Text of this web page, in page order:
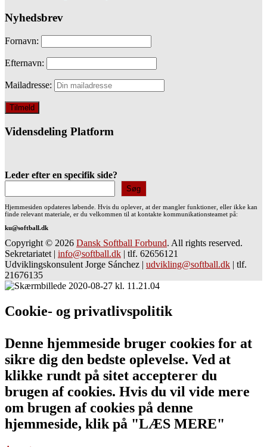
Nyhedsbrev
Fornavn:
Efternavn:
Mailadresse:
Vidensdeling Platform
Leder efter en specifik side?
Søg
Hjemmesiden opdateres løbende. Hvis du oplever, at der mangler funktioner, eller ikke kan
finde relevant materiale, er du velkommen til at kontakte kommunikationsteamet på:
ku@softball.dk
Copyright © 2026 Dansk Softball Forbund. All rights reserved.
Sekretariatet | info@softball.dk | tlf. 62656121
Udviklingskonsulent Jorge Sánchez | udvikling@softball.dk | tlf.
21676135
Cookie- og privatlivspolitik
Denne hjemmeside bruger cookies for at
sikre dig den bedste oplevelse. Ved at
klikke rundt på sitet accepterer du
brugen af cookies. Hvis du vil vide mere
om brugen af cookies på denne
hjemmeside, klik på "LÆS MERE"